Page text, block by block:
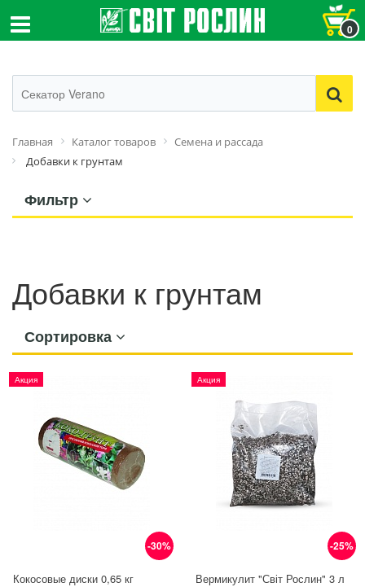
0
Главная Каталог товаров
Семена и рассада
Добавки к грунтам
Фильтр
Добавки к грунтам
Сортировка
-30%
Акция
Кокосовые диски 0,65 кг
-25%
Акция
Вермикулит "Світ Рослин" 3 л